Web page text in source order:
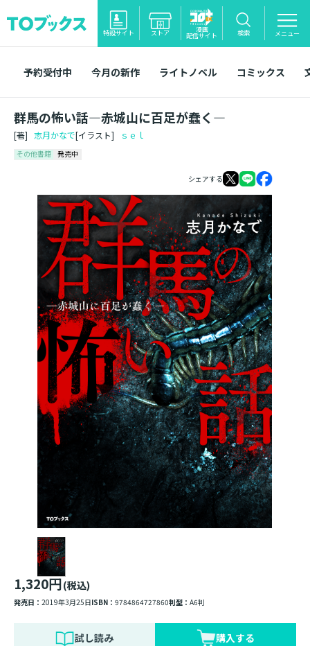
特設サイト ストア 漫画
配信サイト 検索 メニュー
予約受付中 今月の新作 ライトノベル コミックス
群馬の怖い話―赤城山に百足が蠢く―
[著] 志月かなで[イラスト] ｓｅｌ
その他書籍 発売中
シェアする
1,320円(税込)
発売日： 2019年3月25日ISBN： 9784864727860判型： A6判
試し読み 購入する